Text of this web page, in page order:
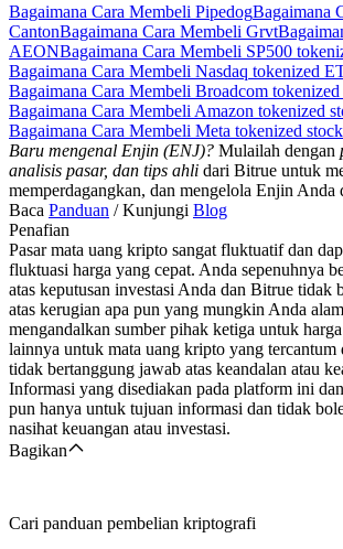
Bagaimana Cara Membeli PipedogBagaimana
CantonBagaimana Cara Membeli Grvt
AEONBagaimana Cara Membeli SP500
Bagaimana Cara Membeli Nasdaq tokenized
Bagaimana Cara Membeli Broadcom
Bagaimana Cara Membeli Amazon tokenized
Bagaimana Cara Membeli Meta tokenized
Baru mengenal Enjin (ENJ)? Mulailah dengan
analisis pasar, dan tips ahli dari Bitrue untuk
memperdagangkan, dan mengelola Enjin Anda
Baca Panduan / Kunjungi Blog
Penafian
Pasar mata uang kripto sangat fluktuatif dan
fluktuasi harga yang cepat. Anda sepenuhnya
atas keputusan investasi Anda dan Bitrue tidak
atas kerugian apa pun yang mungkin Anda
mengandalkan sumber pihak ketiga untuk
lainnya untuk mata uang kripto yang tercantum
tidak bertanggung jawab atas keandalan atau
Informasi yang disediakan pada platform ini
pun hanya untuk tujuan informasi dan tidak
nasihat keuangan atau investasi.
Bagikan
Cari panduan pembelian kriptografi